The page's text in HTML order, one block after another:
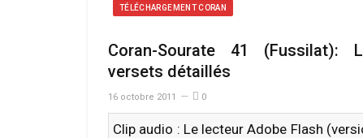
TÉLÉCHARGEMENT CORAN
Coran-Sourate 41 (Fussilat):
versets détaillés
16 octobre 2011 0
Clip audio : Le lecteur Adobe Flash